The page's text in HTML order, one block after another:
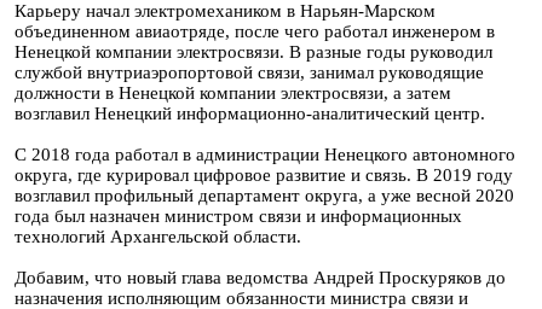
Карьеру начал электромехаником в Нарьян-Марском
объединенном авиаотряде, после чего работал инженером в
Ненецкой компании электросвязи. В разные годы руководил
службой внутриаэропортовой связи, занимал руководящие
должности в Ненецкой компании электросвязи, а затем
возглавил Ненецкий информационно-аналитический центр.
С 2018 года работал в администрации Ненецкого автономного
округа, где курировал цифровое развитие и связь. В 2019 году
возглавил профильный департамент округа, а уже весной 2020
года был назначен министром связи и информационных
технологий Архангельской области.
Добавим, что новый глава ведомства Андрей Проскуряков до
назначения исполняющим обязанности министра связи и